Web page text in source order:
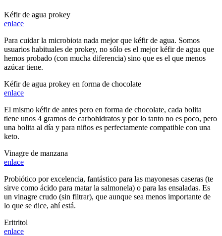
Kéfir de agua prokey
enlace
Para cuidar la microbiota nada mejor que kéfir de agua. Somos
usuarios habituales de prokey, no sólo es el mejor kéfir de agua que
hemos probado (con mucha diferencia) sino que es el que menos
azúcar tiene.
Kéfir de agua prokey en forma de chocolate
enlace
El mismo kéfir de antes pero en forma de chocolate, cada bolita
tiene unos 4 gramos de carbohidratos y por lo tanto no es poco, pero
una bolita al día y para niños es perfectamente compatible con una
keto.
Vinagre de manzana
enlace
Probiótico por excelencia, fantástico para las mayonesas caseras (te
sirve como ácido para matar la salmonela) o para las ensaladas. Es
un vinagre crudo (sin filtrar), que aunque sea menos importante de
lo que se dice, ahí está.
Eritritol
enlace